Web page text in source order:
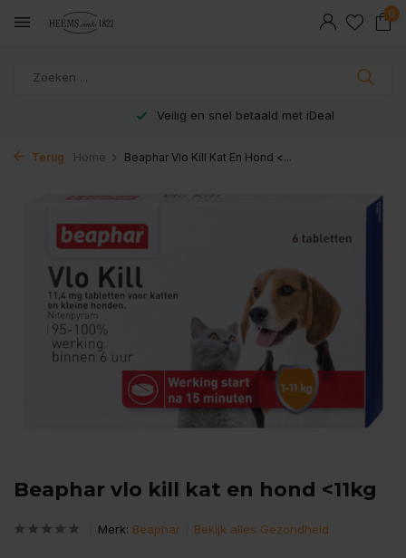
0
Veilig en snel betaald met iDeal
Terug Home Beaphar Vlo Kill Kat En Hond <...
Beaphar vlo kill kat en hond <11kg
Merk: Beaphar Bekijk alles Gezondheid